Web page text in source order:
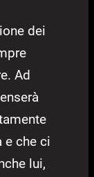
dei
Ad
e che ci
lui,